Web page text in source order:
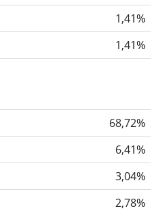
1,41%
1,41%
68,72%
6,41%
3,04%
2,78%